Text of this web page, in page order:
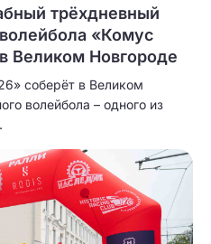
трёхдневный
«Комус
Великом Новгороде
соберёт в Великом
волейбола – одного из